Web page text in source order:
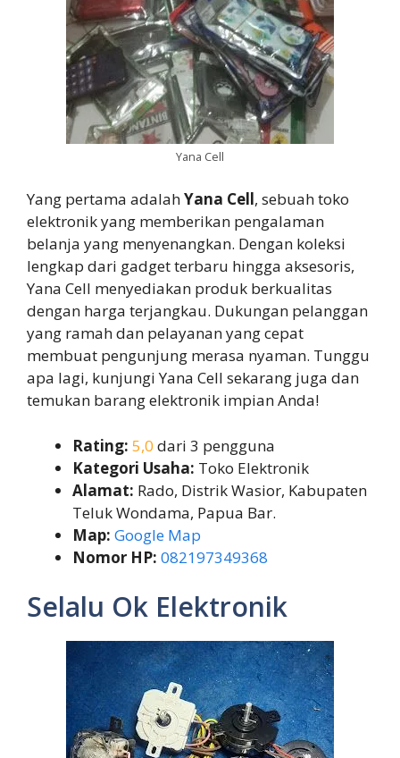
Yana Cell
Yang pertama adalahYana Cell, sebuah toko
elektronik yang memberikan pengalaman
belanja yang menyenangkan. Dengan koleksi
lengkap dari gadget terbaru hingga aksesoris,
Yana Cell menyediakan produk berkualitas
dengan harga terjangkau. Dukungan pelanggan
yang ramah dan pelayanan yang cepat
membuat pengunjung merasa nyaman. Tunggu
apa lagi, kunjungi Yana Cell sekarang juga dan
temukan barang elektronik impian Anda!
Rating: 5,0 dari 3 pengguna
Kategori Usaha: Toko Elektronik
Alamat: Rado, Distrik Wasior, Kabupaten
Teluk Wondama, Papua Bar.
Map: Google Map
Nomor HP: 082197349368
Selalu Ok Elektronik